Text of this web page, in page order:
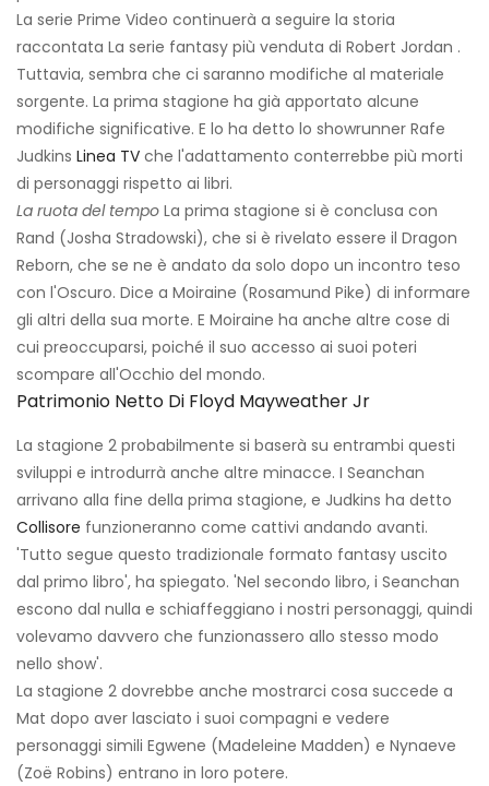
La serie Prime Video continuerà a seguire la storia
raccontata La serie fantasy più venduta di Robert Jordan .
Tuttavia, sembra che ci saranno modifiche al materiale
sorgente. La prima stagione ha già apportato alcune
modifiche significative. E lo ha detto lo showrunner Rafe
Judkins Linea TV che l'adattamento conterrebbe più morti
di personaggi rispetto ai libri.
La ruota del tempo La prima stagione si è conclusa con
Rand (Josha Stradowski), che si è rivelato essere il Dragon
Reborn, che se ne è andato da solo dopo un incontro teso
con l'Oscuro. Dice a Moiraine (Rosamund Pike) di informare
gli altri della sua morte. E Moiraine ha anche altre cose di
cui preoccuparsi, poiché il suo accesso ai suoi poteri
scompare all'Occhio del mondo.
Patrimonio Netto Di Floyd Mayweather Jr
La stagione 2 probabilmente si baserà su entrambi questi
sviluppi e introdurrà anche altre minacce. I Seanchan
arrivano alla fine della prima stagione, e Judkins ha detto
Collisore funzioneranno come cattivi andando avanti.
'Tutto segue questo tradizionale formato fantasy uscito
dal primo libro', ha spiegato. 'Nel secondo libro, i Seanchan
escono dal nulla e schiaffeggiano i nostri personaggi, quindi
volevamo davvero che funzionassero allo stesso modo
nello show'.
La stagione 2 dovrebbe anche mostrarci cosa succede a
Mat dopo aver lasciato i suoi compagni e vedere
personaggi simili Egwene (Madeleine Madden) e Nynaeve
(Zoë Robins) entrano in loro potere.